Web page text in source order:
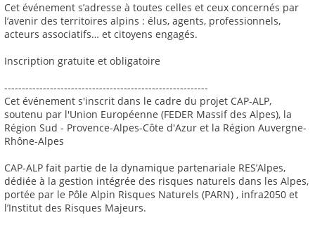
Cet événement s’adresse à toutes celles et ceux concernés par
l’avenir des territoires alpins : élus, agents, professionnels,
acteurs associatifs… et citoyens engagés.
Inscription gratuite et obligatoire
----------------------------------------------------------
Cet événement s'inscrit dans le cadre du projet CAP-ALP,
soutenu par l'Union Européenne (FEDER Massif des Alpes), la
Région Sud - Provence-Alpes-Côte d'Azur et la Région Auvergne-
Rhône-Alpes
CAP-ALP fait partie de la dynamique partenariale RES’Alpes,
dédiée à la gestion intégrée des risques naturels dans les Alpes,
portée par le Pôle Alpin Risques Naturels (PARN) , infra2050 et
l’Institut des Risques Majeurs.